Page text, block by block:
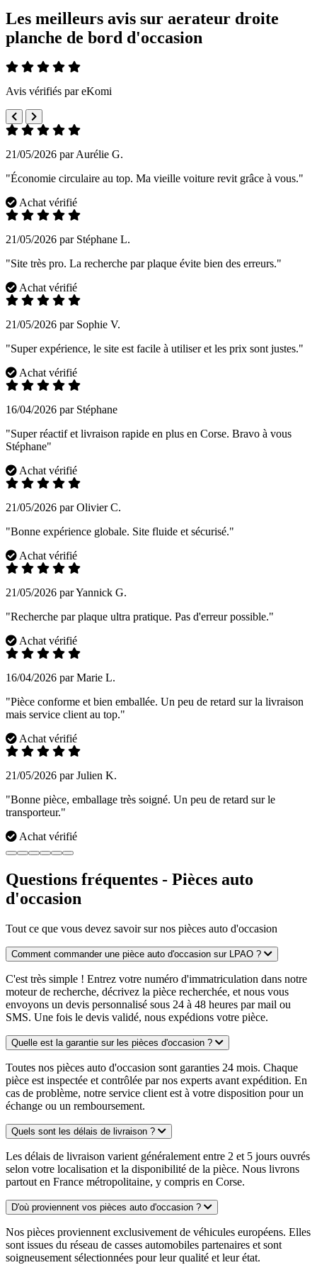
Les meilleurs avis sur aerateur droite
planche de bord d'occasion
Avis vérifiés par eKomi
21/05/2026 par Aurélie G.
"Économie circulaire au top. Ma vieille voiture revit grâce à vous."
Achat vérifié
21/05/2026 par Stéphane L.
"Site très pro. La recherche par plaque évite bien des erreurs."
Achat vérifié
21/05/2026 par Sophie V.
"Super expérience, le site est facile à utiliser et les prix sont justes."
Achat vérifié
16/04/2026 par Stéphane
"Super réactif et livraison rapide en plus en Corse. Bravo à vous
Stéphane"
Achat vérifié
21/05/2026 par Olivier C.
"Bonne expérience globale. Site fluide et sécurisé."
Achat vérifié
21/05/2026 par Yannick G.
"Recherche par plaque ultra pratique. Pas d'erreur possible."
Achat vérifié
16/04/2026 par Marie L.
"Pièce conforme et bien emballée. Un peu de retard sur la livraison
mais service client au top."
Achat vérifié
21/05/2026 par Julien K.
"Bonne pièce, emballage très soigné. Un peu de retard sur le
transporteur."
Achat vérifié
Questions fréquentes - Pièces auto
d'occasion
Tout ce que vous devez savoir sur nos pièces auto d'occasion
Comment commander une pièce auto d'occasion sur LPAO ?
C'est très simple ! Entrez votre numéro d'immatriculation dans notre
moteur de recherche, décrivez la pièce recherchée, et nous vous
envoyons un devis personnalisé sous 24 à 48 heures par mail ou
SMS. Une fois le devis validé, nous expédions votre pièce.
Quelle est la garantie sur les pièces d'occasion ?
Toutes nos pièces auto d'occasion sont garanties 24 mois. Chaque
pièce est inspectée et contrôlée par nos experts avant expédition. En
cas de problème, notre service client est à votre disposition pour un
échange ou un remboursement.
Quels sont les délais de livraison ?
Les délais de livraison varient généralement entre 2 et 5 jours ouvrés
selon votre localisation et la disponibilité de la pièce. Nous livrons
partout en France métropolitaine, y compris en Corse.
D'où proviennent vos pièces auto d'occasion ?
Nos pièces proviennent exclusivement de véhicules européens. Elles
sont issues du réseau de casses automobiles partenaires et sont
soigneusement sélectionnées pour leur qualité et leur état.